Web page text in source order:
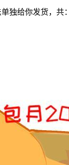
独给你发货，共